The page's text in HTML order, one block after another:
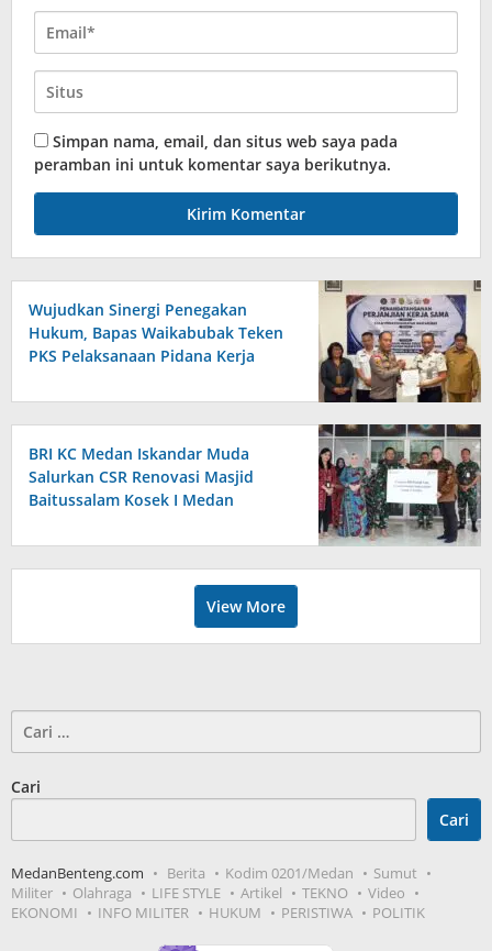
Simpan nama, email, dan situs web saya pada
peramban ini untuk komentar saya berikutnya.
Wujudkan Sinergi Penegakan
Hukum, Bapas Waikabubak Teken
PKS Pelaksanaan Pidana Kerja
Sumba Timur
BRI KC Medan Iskandar Muda
Salurkan CSR Renovasi Masjid
Baitussalam Kosek I Medan
View More
untuk:
Cari
Cari
MedanBenteng.com Berita Kodim 0201/Medan
Sumut
Militer
Olahraga LIFE STYLE Artikel TEKNO
Video
EKONOMI
INFO MILITER HUKUM PERISTIWA POLITIK